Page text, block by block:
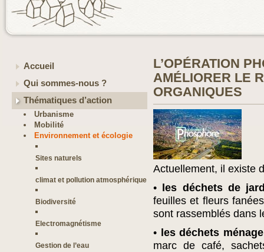
Accueil
Qui sommes-nous ?
Thématiques d’action
Urbanisme
Mobilité
Environnement et écologie
Sites naturels
climat et pollution atmosphérique
Biodiversité
Electromagnétisme
Gestion de l’eau
L’OPÉRATION
AMÉLIORER LE
ORGANIQUES
Actuellement, il existe
•
les déchets de
feuilles et fleurs
sont rassemblés dans
• les déchets
marc de café,